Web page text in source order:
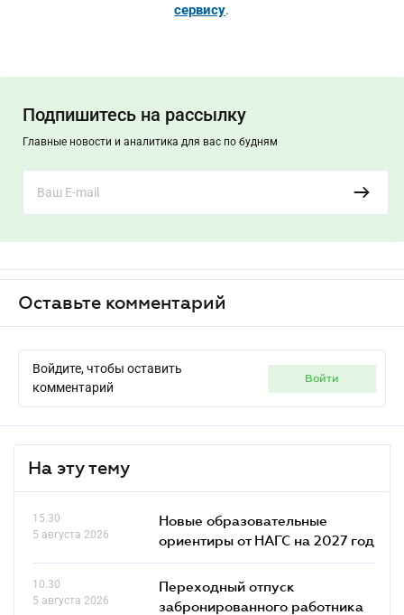
сервису.
Подпишитесь на рассылку
Главные новости и аналитика для вас по будням
Оставьте комментарий
Войдите, чтобы оставить
комментарий
войти
На эту тему
15.30
5 августа 2026
Новые образовательные
ориентиры от НАГС на 2027 год
10.30
5 августа 2026
Переходный отпуск
забронированного работника